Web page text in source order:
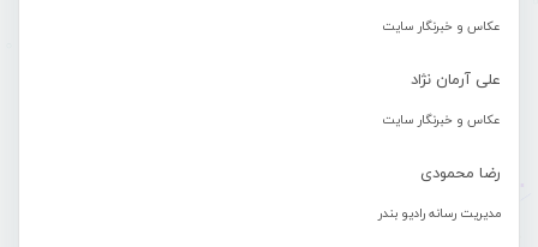
عکاس و خبرنگار سایت
علی آرمان نژاد
عکاس و خبرنگار سایت
رضا محمودی
مدیریت رسانه رادیو بندر